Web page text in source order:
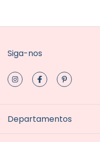
Siga-nos
Departamentos